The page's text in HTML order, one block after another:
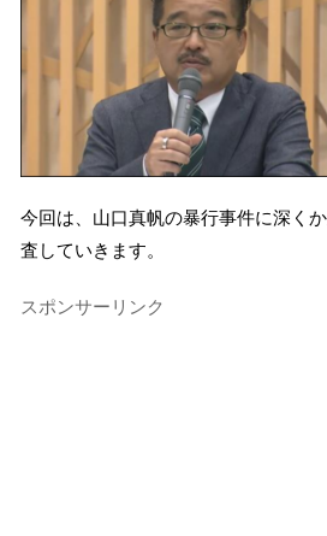
今回は、山口真帆の暴行事件に深く
査していきます。
スポンサーリンク